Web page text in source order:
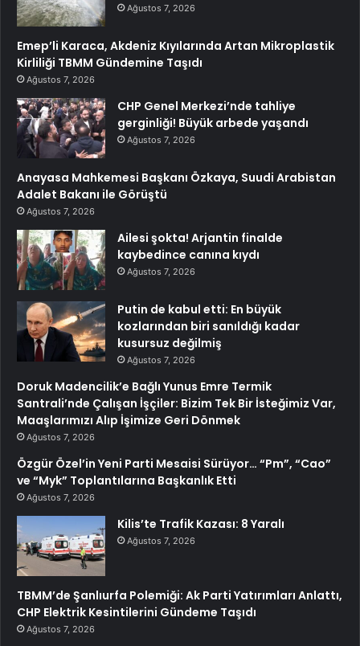
Ağustos 7, 2026
Emep’li Karaca, Akdeniz Kıyılarında Artan Mikroplastik
Kirliliği TBMM Gündemine Taşıdı
Ağustos 7, 2026
CHP Genel Merkezi’nde tahliye
gerginliği! Büyük arbede yaşandı
Ağustos 7, 2026
Anayasa Mahkemesi Başkanı Özkaya, Suudi Arabistan
Adalet Bakanı ile Görüştü
Ağustos 7, 2026
Ailesi şokta! Arjantin finalde
kaybedince canına kıydı
Ağustos 7, 2026
Putin de kabul etti: En büyük
kozlarından biri sanıldığı kadar
kusursuz değilmiş
Ağustos 7, 2026
Doruk Madencilik’e Bağlı Yunus Emre Termik
Santrali’nde Çalışan İşçiler: Bizim Tek Bir İsteğimiz Var,
Maaşlarımızı Alıp İşimize Geri Dönmek
Ağustos 7, 2026
Özgür Özel’in Yeni Parti Mesaisi Sürüyor… “Pm”, “Cao”
ve “Myk” Toplantılarına Başkanlık Etti
Ağustos 7, 2026
Kilis’te Trafik Kazası: 8 Yaralı
Ağustos 7, 2026
TBMM’de Şanlıurfa Polemiği: Ak Parti Yatırımları Anlattı,
CHP Elektrik Kesintilerini Gündeme Taşıdı
Ağustos 7, 2026